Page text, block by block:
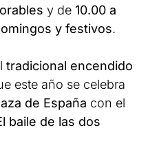
y de 10.00 a
y festivos.
tradicional encendido
este año se celebra
de España con el
baile de las dos